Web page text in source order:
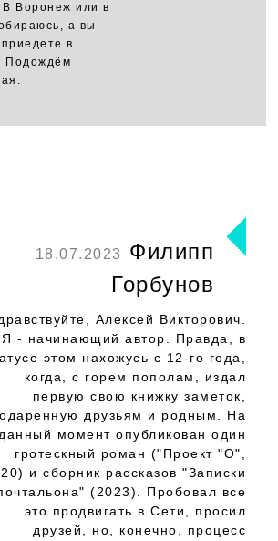
Воронеж или в
а вы
в
Подождём
18.07.2023
Филипп
Горбунов
Алексей Викторович.
Я - начинающий автор. Правда, в
этом нахожусь с 12-го года,
когда, с горем пополам, издал
первую свою книжку заметок,
друзьям и родным. На
данный момент опубликован один
гротескный роман ("Проект "О",
и сборник рассказов "Записки
(2023). Пробовал все
это продвигать в Сети, просил
друзей, но, конечно, процесс